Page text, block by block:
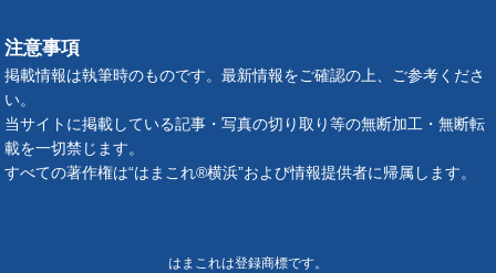
注意事項
掲載情報は執筆時のものです。最新情報をご確認の上、ご参考くださ
い。
当サイトに掲載している記事・写真の切り取り等の無断加工・無断転
載を一切禁じます。
すべての著作権は“はまこれ®横浜”および情報提供者に帰属します。
はまこれは登録商標です。